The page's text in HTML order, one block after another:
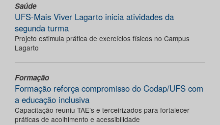
Saúde
UFS-Mais Viver Lagarto inicia atividades da
segunda turma
Projeto estimula prática de exercícios físicos no Campus
Lagarto
Formação
Formação reforça compromisso do Codap/UFS com
a educação inclusiva
Capacitação reuniu TAE’s e terceirizados para fortalecer
práticas de acolhimento e acessibilidade